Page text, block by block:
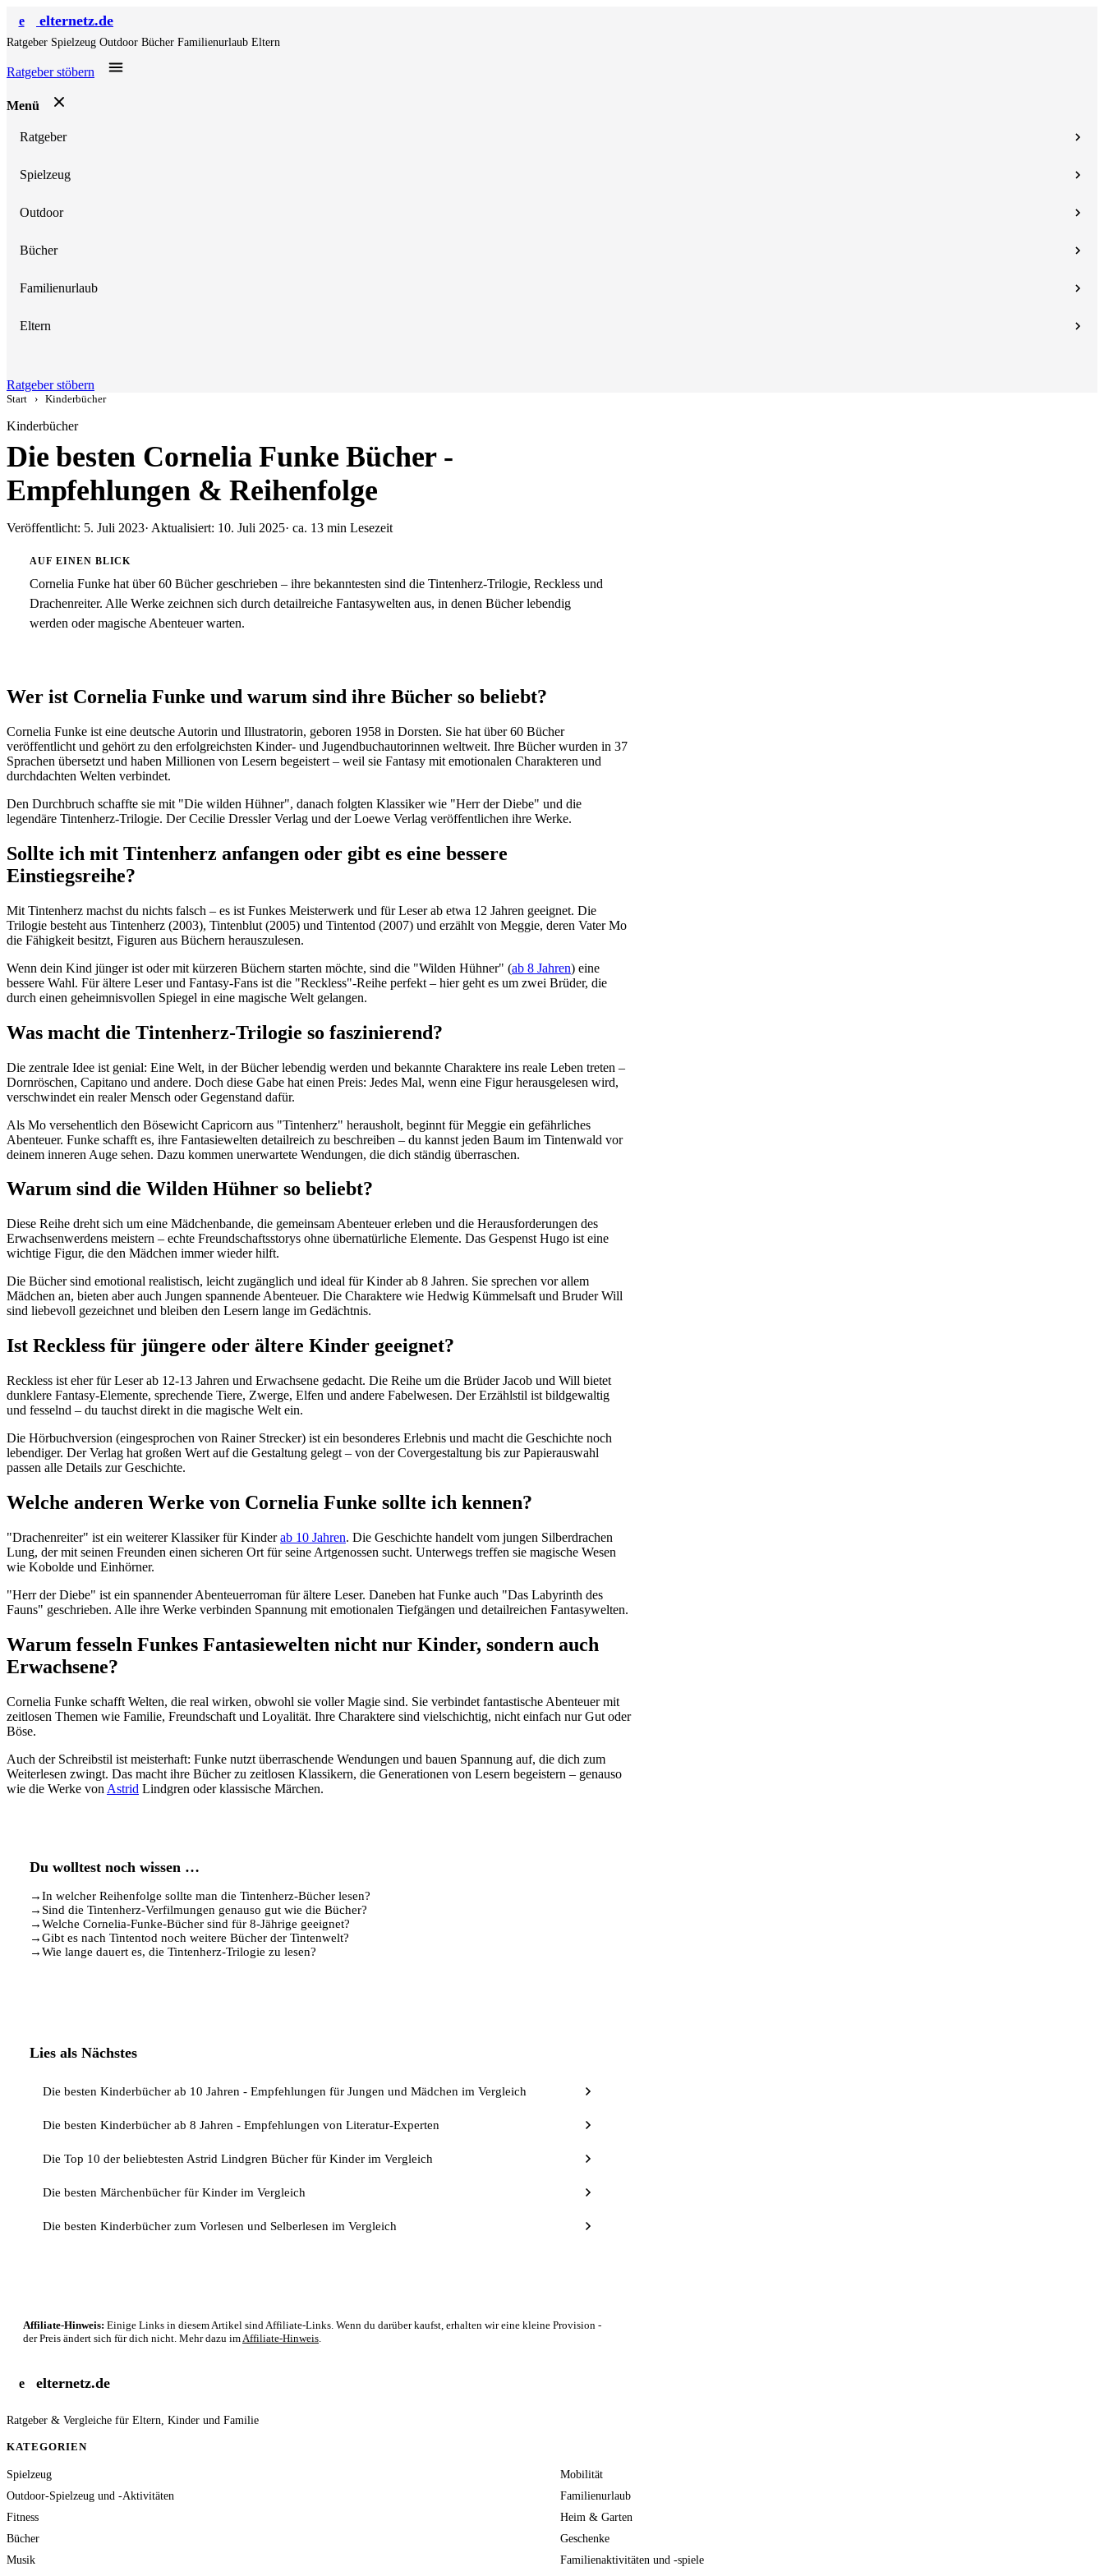
e elternetz.de
Ratgeber Spielzeug Outdoor Bücher Familienurlaub Eltern
Ratgeber stöbern
Menü
Ratgeber
Spielzeug
Outdoor
Bücher
Familienurlaub
Eltern
Ratgeber stöbern
Start › Kinderbücher
Kinderbücher
Die besten Cornelia Funke Bücher -
Empfehlungen & Reihenfolge
Veröffentlicht: 5. Juli 2023· Aktualisiert: 10. Juli 2025· ca. 13 min Lesezeit
AUF EINEN BLICK
Cornelia Funke hat über 60 Bücher geschrieben – ihre bekanntesten sind die Tintenherz-Trilogie, Reckless und
Drachenreiter. Alle Werke zeichnen sich durch detailreiche Fantasywelten aus, in denen Bücher lebendig
werden oder magische Abenteuer warten.
Wer ist Cornelia Funke und warum sind ihre Bücher so beliebt?
Cornelia Funke ist eine deutsche Autorin und Illustratorin, geboren 1958 in Dorsten. Sie hat über 60 Bücher
veröffentlicht und gehört zu den erfolgreichsten Kinder- und Jugendbuchautorinnen weltweit. Ihre Bücher wurden in 37
Sprachen übersetzt und haben Millionen von Lesern begeistert – weil sie Fantasy mit emotionalen Charakteren und
durchdachten Welten verbindet.
Den Durchbruch schaffte sie mit "Die wilden Hühner", danach folgten Klassiker wie "Herr der Diebe" und die
legendäre Tintenherz-Trilogie. Der Cecilie Dressler Verlag und der Loewe Verlag veröffentlichen ihre Werke.
Sollte ich mit Tintenherz anfangen oder gibt es eine bessere
Einstiegsreihe?
Mit Tintenherz machst du nichts falsch – es ist Funkes Meisterwerk und für Leser ab etwa 12 Jahren geeignet. Die
Trilogie besteht aus Tintenherz (2003), Tintenblut (2005) und Tintentod (2007) und erzählt von Meggie, deren Vater Mo
die Fähigkeit besitzt, Figuren aus Büchern herauszulesen.
Wenn dein Kind jünger ist oder mit kürzeren Büchern starten möchte, sind die "Wilden Hühner" (ab 8 Jahren) eine
bessere Wahl. Für ältere Leser und Fantasy-Fans ist die "Reckless"-Reihe perfekt – hier geht es um zwei Brüder, die
durch einen geheimnisvollen Spiegel in eine magische Welt gelangen.
Was macht die Tintenherz-Trilogie so faszinierend?
Die zentrale Idee ist genial: Eine Welt, in der Bücher lebendig werden und bekannte Charaktere ins reale Leben treten –
Dornröschen, Capitano und andere. Doch diese Gabe hat einen Preis: Jedes Mal, wenn eine Figur herausgelesen wird,
verschwindet ein realer Mensch oder Gegenstand dafür.
Als Mo versehentlich den Bösewicht Capricorn aus "Tintenherz" herausholt, beginnt für Meggie ein gefährliches
Abenteuer. Funke schafft es, ihre Fantasiewelten detailreich zu beschreiben – du kannst jeden Baum im Tintenwald vor
deinem inneren Auge sehen. Dazu kommen unerwartete Wendungen, die dich ständig überraschen.
Warum sind die Wilden Hühner so beliebt?
Diese Reihe dreht sich um eine Mädchenbande, die gemeinsam Abenteuer erleben und die Herausforderungen des
Erwachsenwerdens meistern – echte Freundschaftsstorys ohne übernatürliche Elemente. Das Gespenst Hugo ist eine
wichtige Figur, die den Mädchen immer wieder hilft.
Die Bücher sind emotional realistisch, leicht zugänglich und ideal für Kinder ab 8 Jahren. Sie sprechen vor allem
Mädchen an, bieten aber auch Jungen spannende Abenteuer. Die Charaktere wie Hedwig Kümmelsaft und Bruder Will
sind liebevoll gezeichnet und bleiben den Lesern lange im Gedächtnis.
Ist Reckless für jüngere oder ältere Kinder geeignet?
Reckless ist eher für Leser ab 12-13 Jahren und Erwachsene gedacht. Die Reihe um die Brüder Jacob und Will bietet
dunklere Fantasy-Elemente, sprechende Tiere, Zwerge, Elfen und andere Fabelwesen. Der Erzählstil ist bildgewaltig
und fesselnd – du tauchst direkt in die magische Welt ein.
Die Hörbuchversion (eingesprochen von Rainer Strecker) ist ein besonderes Erlebnis und macht die Geschichte noch
lebendiger. Der Verlag hat großen Wert auf die Gestaltung gelegt – von der Covergestaltung bis zur Papierauswahl
passen alle Details zur Geschichte.
Welche anderen Werke von Cornelia Funke sollte ich kennen?
"Drachenreiter" ist ein weiterer Klassiker für Kinderab 10 Jahren. Die Geschichte handelt vom jungen Silberdrachen
Lung, der mit seinen Freunden einen sicheren Ort für seine Artgenossen sucht. Unterwegs treffen sie magische Wesen
wie Kobolde und Einhörner.
"Herr der Diebe" ist ein spannender Abenteuerroman für ältere Leser. Daneben hat Funke auch "Das Labyrinth des
Fauns" geschrieben. Alle ihre Werke verbinden Spannung mit emotionalen Tiefgängen und detailreichen Fantasywelten.
Warum fesseln Funkes Fantasiewelten nicht nur Kinder, sondern auch
Erwachsene?
Cornelia Funke schafft Welten, die real wirken, obwohl sie voller Magie sind. Sie verbindet fantastische Abenteuer mit
zeitlosen Themen wie Familie, Freundschaft und Loyalität. Ihre Charaktere sind vielschichtig, nicht einfach nur Gut oder
Böse.
Auch der Schreibstil ist meisterhaft: Funke nutzt überraschende Wendungen und bauen Spannung auf, die dich zum
Weiterlesen zwingt. Das macht ihre Bücher zu zeitlosen Klassikern, die Generationen von Lesern begeistern – genauso
wie die Werke von Astrid Lindgren oder klassische Märchen.
Du wolltest noch wissen …
→In welcher Reihenfolge sollte man die Tintenherz-Bücher lesen?
→ Sind die Tintenherz-Verfilmungen genauso gut wie die Bücher?
→Welche Cornelia-Funke-Bücher sind für 8-Jährige geeignet?
→Gibt es nach Tintentod noch weitere Bücher der Tintenwelt?
→Wie lange dauert es, die Tintenherz-Trilogie zu lesen?
Lies als Nächstes
Die besten Kinderbücher ab 10 Jahren - Empfehlungen für Jungen und Mädchen im Vergleich
Die besten Kinderbücher ab 8 Jahren - Empfehlungen von Literatur-Experten
Die Top 10 der beliebtesten Astrid Lindgren Bücher für Kinder im Vergleich
Die besten Märchenbücher für Kinder im Vergleich
Die besten Kinderbücher zum Vorlesen und Selberlesen im Vergleich
Affiliate-Hinweis: Einige Links in diesem Artikel sind Affiliate-Links. Wenn du darüber kaufst, erhalten wir eine kleine Provision -
der Preis ändert sich für dich nicht. Mehr dazu im Affiliate-Hinweis
e elternetz.de
Ratgeber & Vergleiche für Eltern, Kinder und Familie
KATEGORIEN
Spielzeug
Mobilität
Outdoor-Spielzeug und -Aktivitäten
Familienurlaub
Fitness
Heim & Garten
Bücher
Geschenke
Musik
Familienaktivitäten und -spiele